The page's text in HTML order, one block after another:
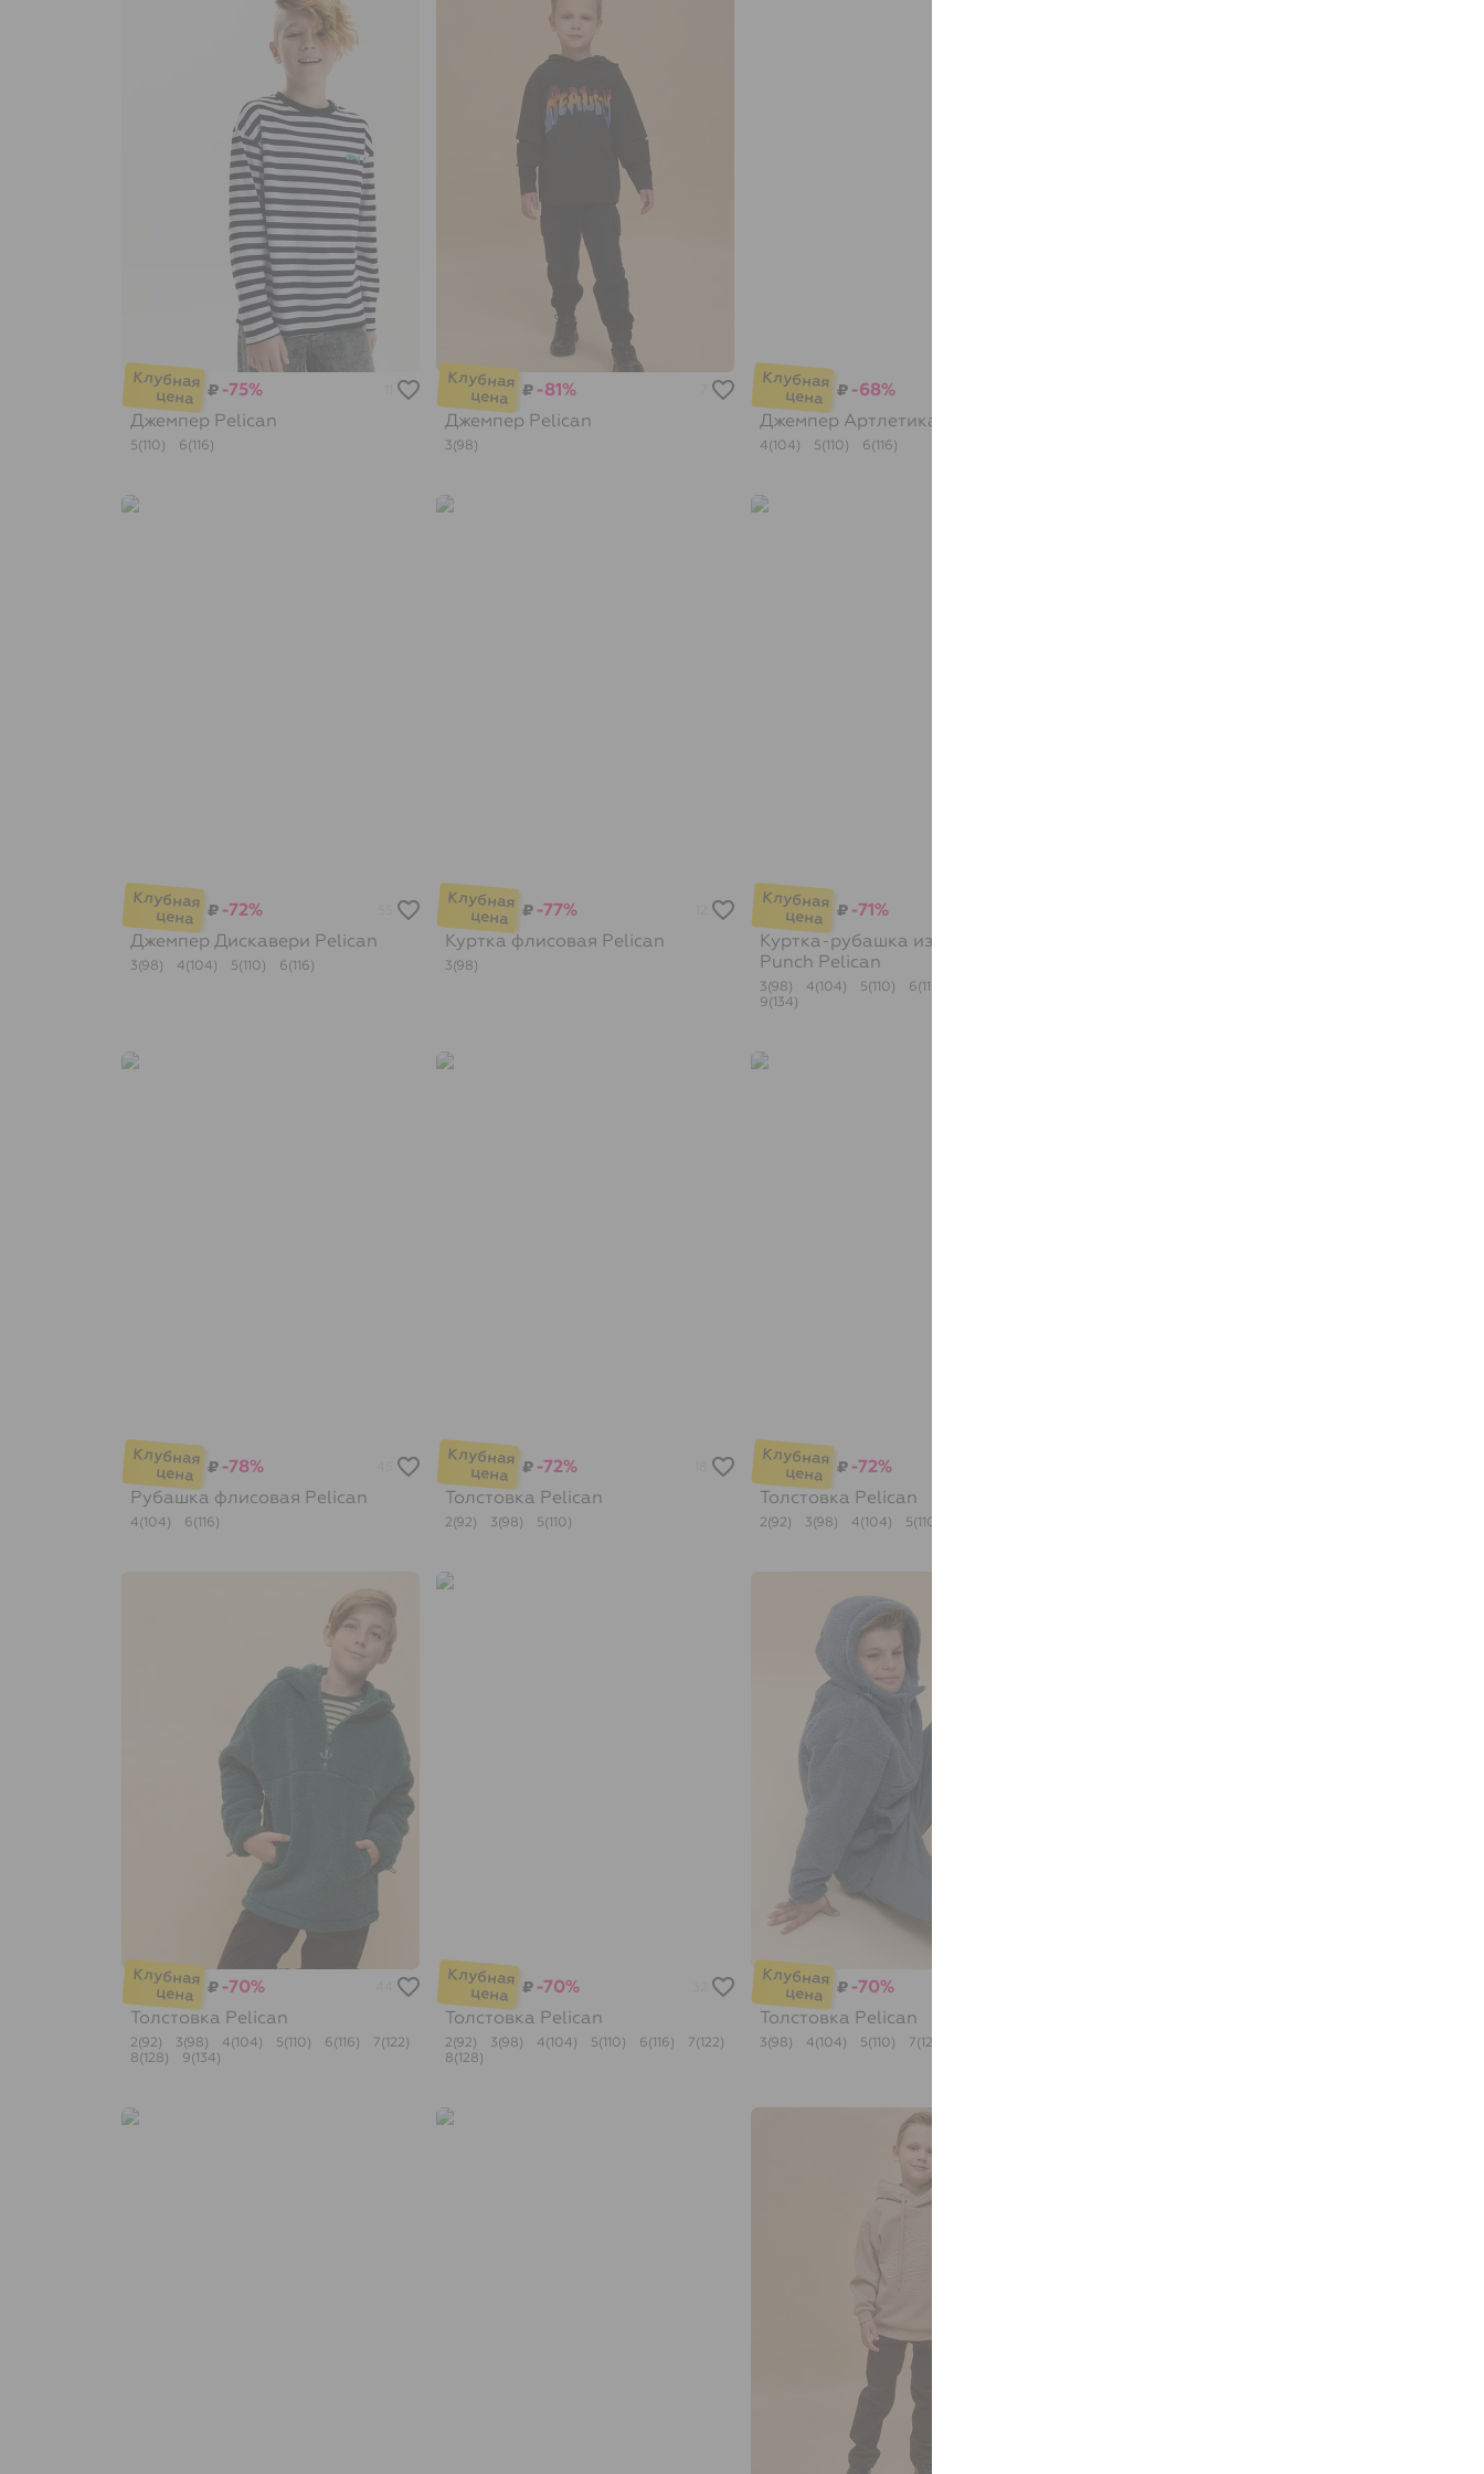
₽ -75%
Джемпер Pelican
5(110) 6(116)
₽ -81%
Джемпер Pelican
3(98)
₽ -68%
Джемпер Артлетика
4(104) 5(110) 6(116)
₽ -72%
Джемпер Дискавери Pelican
3(98) 4(104) 5(110) 6(116)
₽ -77%
Куртка флисовая Pelican
3(98)
₽ -71%
Куртка-рубашка из флиса Art
Punch Pelican
3(98) 4(104) 5(110) 6(116)
9(134)
₽ -78%
Рубашка флисовая Pelican
4(104) 6(116)
₽ -72%
Толстовка Pelican
2(92) 3(98) 5(110)
₽ -72%
Толстовка Pelican
2(92) 3(98) 4(104) 5(110)
₽ -70%
Толстовка Pelican
2(92) 3(98) 4(104) 5(110) 6(116)
7(122)
8(128)
9(134)
₽ -70%
Толстовка Pelican
2(92) 3(98) 4(104) 5(110) 6(116)
7(122)
8(128)
₽ -70%
Толстовка Pelican
3(98) 4(104) 5(110) 7(122)